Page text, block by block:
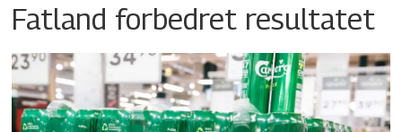
Fatland forbedret resultatet